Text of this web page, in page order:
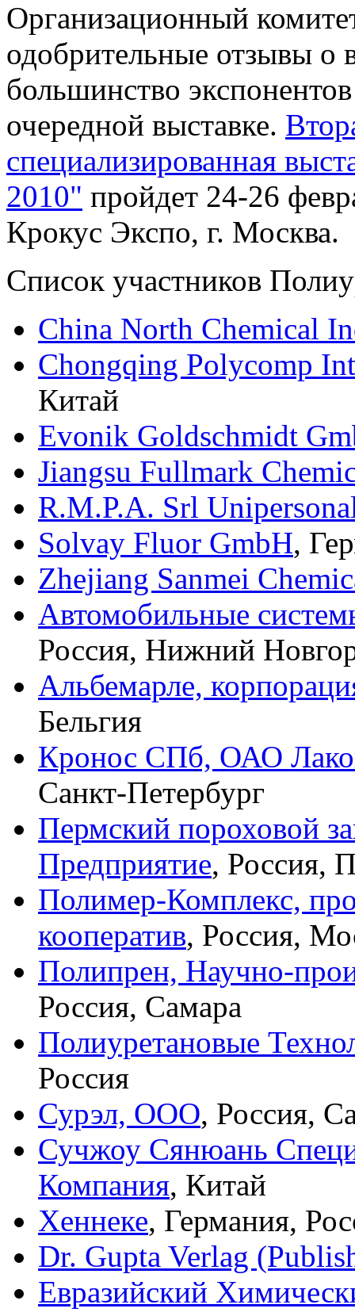
Организационный
одобрительные отзывы о
большинство
очередной выставке.
специализированная
2010" пройдет 24-26
Крокус Экспо, г. Москва.
Список участников
China North Chemical
Chongqing Polycomp
Китай
Evonik Goldschmidt
Jiangsu Fullmark
R.M.P.A. Srl
Solvay Fluor GmbH,
Zhejiang Sanmei
Автомобильные
Россия, Нижний
Альбемарле,
Бельгия
Кронос СПб, ОАО
Санкт-Петербург
Пермский пороховой
Предприятие, Россия,
Полимер-Комплекс,
кооператив, Россия,
Полипрен, Научно-
Россия, Самара
Полиуретановые
Россия
Сурэл, ООО, Россия,
Сучжоу Сянюань
Компания, Китай
Хеннеке, Германия,
Dr. Gupta Verlag
Евразийский